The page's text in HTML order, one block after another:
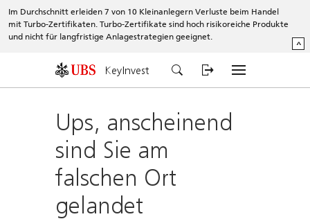
Im Durchschnitt erleiden 7 von 10 Kleinanlegern Verluste beim Handel
mit Turbo-Zertifikaten. Turbo-Zertifikate sind hoch risikoreiche Produkte
und nicht für langfristige Anlagestrategien geeignet.
^
KeyInvest
Ups, anscheinend
sind Sie am
falschen Ort
gelandet